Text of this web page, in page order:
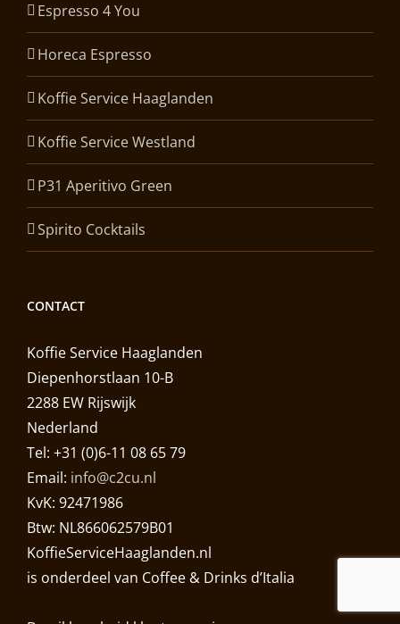
Espresso 4 You
Horeca Espresso
Koffie Service Haaglanden
Koffie Service Westland
P31 Aperitivo Green
Spirito Cocktails
CONTACT
Koffie Service Haaglanden
Diepenhorstlaan 10-B
2288 EW Rijswijk
Nederland
Tel: +31 (0)6-11 08 65 79
Email: info@c2cu.nl
KvK: 92471986
Btw: NL866062579B01
KoffieServiceHaaglanden.nl
is onderdeel van Coffee & Drinks d’Italia